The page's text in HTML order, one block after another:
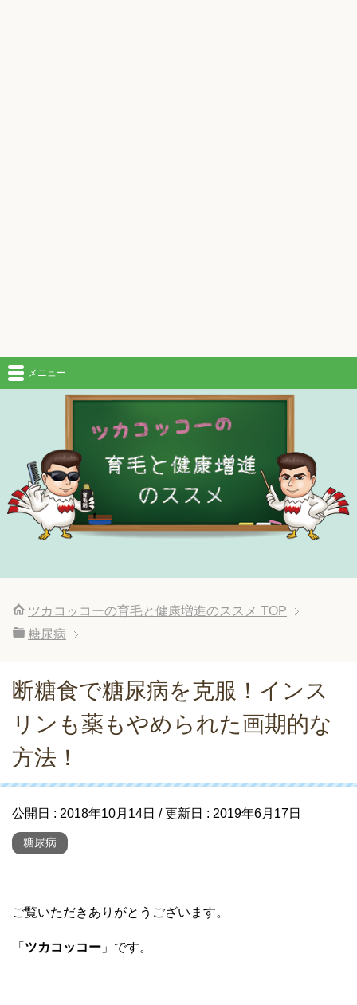
メニュー
ツカコッコーの育毛と健康増進のススメ TOP
糖尿病
断糖食で糖尿病を克服！インス
リンも薬もやめられた画期的な
方法！
公開日 : 2018年10月14日 / 更新日 : 2019年6月17日
糖尿病
ご覧いただきありがとうございます。
「 ツカコッコー 」です。